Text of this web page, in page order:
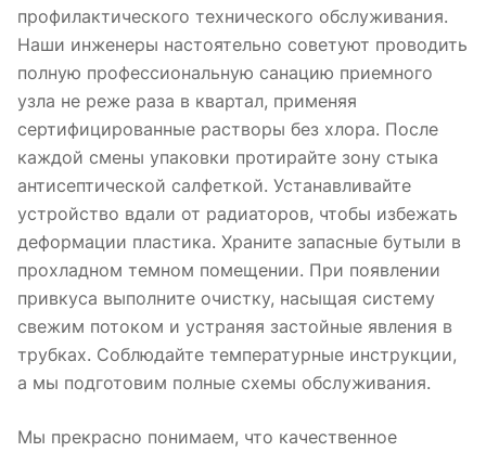
профилактического технического обслуживания.
Наши инженеры настоятельно советуют проводить
полную профессиональную санацию приемного
узла не реже раза в квартал, применяя
сертифицированные растворы без хлора. После
каждой смены упаковки протирайте зону стыка
антисептической салфеткой. Устанавливайте
устройство вдали от радиаторов, чтобы избежать
деформации пластика. Храните запасные бутыли в
прохладном темном помещении. При появлении
привкуса выполните очистку, насыщая систему
свежим потоком и устраняя застойные явления в
трубках. Соблюдайте температурные инструкции,
а мы подготовим полные схемы обслуживания.
Мы прекрасно понимаем, что качественное